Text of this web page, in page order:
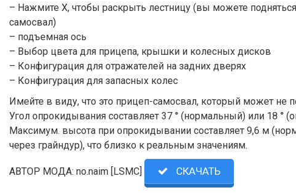
– Нажмите X, чтобы раскрыть лестницу (вы можете
самосвал)
– подъемная ось
– Выбор цвета для прицепа, крышки и колесных дисков
– Конфигурация для отражателей на задних дверях
– Конфигурация для запасных колес
Имейте в виду, что это прицеп-самосвал, который может не
Угол опрокидывания составляет 37 ° (нормальный) или 18 °
Максимум. высота при опрокидывании составляет 9,6 м
через грайндур), что близко к реальным значениям.
АВТОР МОДА: no.naim [LSMC] СКАЧАТЬ